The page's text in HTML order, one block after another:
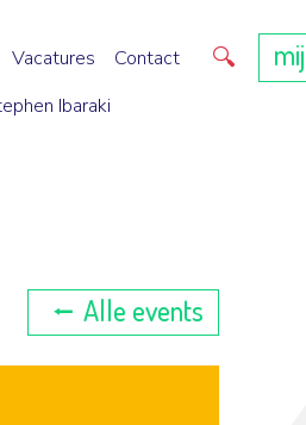
Ibaraki
Vacatures Contact
Alle events